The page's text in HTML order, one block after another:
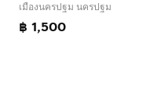
เมืองนครปฐม นครปฐม
฿ 1,500